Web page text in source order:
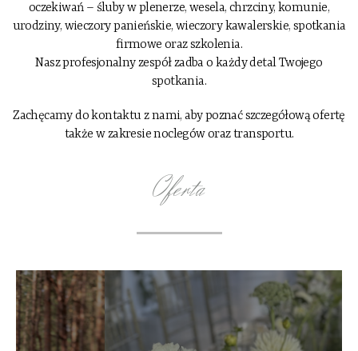
oczekiwań – śluby w plenerze, wesela, chrzciny, komunie,
urodziny, wieczory panieńskie, wieczory kawalerskie, spotkania
firmowe oraz szkolenia.
Nasz profesjonalny zespół zadba o każdy detal Twojego
spotkania.
Zachęcamy do kontaktu z nami, aby poznać szczegółową ofertę
także w zakresie noclegów oraz transportu.
Oferta